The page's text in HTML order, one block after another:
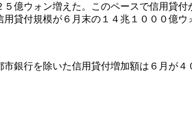
億ウォン増えた。このペースで信用貸
貸付規模が６月末の１４兆１０００億
銀行を除いた信用貸付増加額は６月が